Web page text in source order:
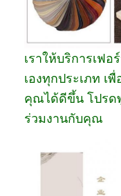
เราให้บริการเฟ
เองทุกประเภท เ
คุณได้ดีขึ้น โปรด
ร่วมงานกับคุณ